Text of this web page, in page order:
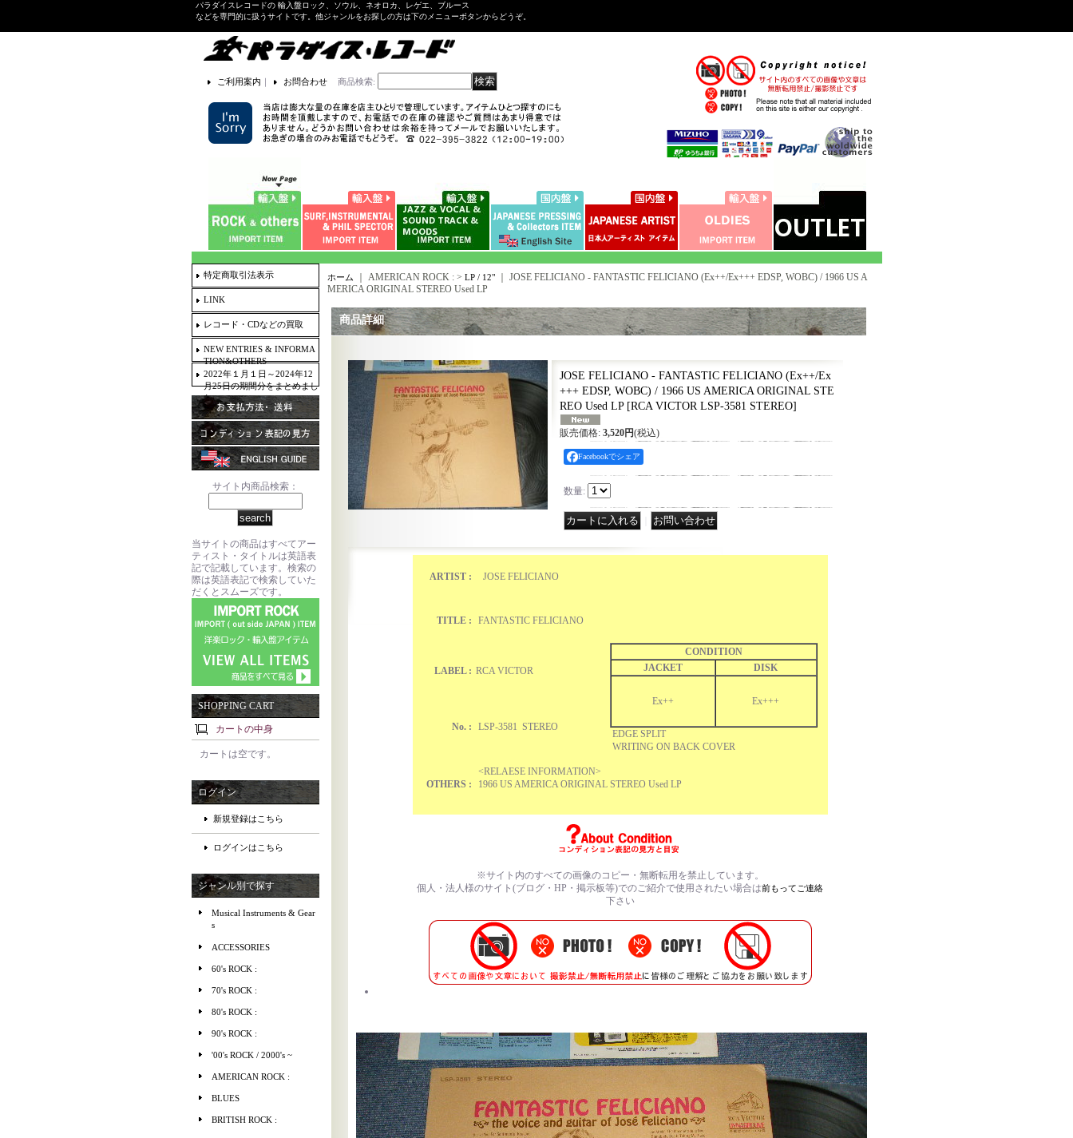
パラダイスレコードの 輸入盤ロック、ソウル、ネオロカ、レゲエ、ブルース
などを専門的に扱うサイトです。他ジャンルをお探しの方は下のメニューボタンからどうぞ。
ご利用案内 ｜ お問合わせ 商品検索:
特定商取引法表示
LINK
レコード・CDなどの買取
NEW ENTRIES & INFORMA
TION&OTHERS
2022年１月１日～2024年12
月25日の期間分をまとめまし
た。
サイト内商品検索：
当サイトの商品はすべてアー
ティスト・タイトルは英語表
記で記載しています。検索の
際は英語表記で検索していた
だくとスムーズです。
SHOPPING CART
カートの中身
カートは空です。
ログイン
新規登録はこちら
ログインはこちら
ジャンル別で探す
Musical Instruments & Gear
s
ACCESSORIES
60's ROCK :
70's ROCK :
80's ROCK :
90's ROCK :
'00's ROCK / 2000's ~
AMERICAN ROCK :
BLUES
BRITISH ROCK :
ホーム ｜ AMERICAN ROCK : > LP / 12"｜ JOSE FELICIANO - FANTASTIC FELICIANO (Ex++/Ex+++ EDSP, WOBC) / 1966 US A
MERICA ORIGINAL STEREO Used LP
商品詳細
JOSE FELICIANO - FANTASTIC FELICIANO (Ex++/Ex
+++ EDSP, WOBC) / 1966 US AMERICA ORIGINAL STE
REO Used LP [RCA VICTOR LSP-3581 STEREO]
販売価格: 3,520円(税込)
Facebookでシェア
数量:
ARTIST : JOSE FELICIANO
TITLE : FANTASTIC FELICIANO
LABEL : RCA VICTOR
CONDITION
JACKET
DISK
Ex++ Ex+++
EDGE SPLIT
WRITING ON BACK COVER
No. : LSP-3581 STEREO
OTHERS :
<RELAESE INFORMATION>
1966 US AMERICA ORIGINAL STEREO Used LP
※サイト内のすべての画像のコピー・無断転用を禁止 しています。
個人・法人様のサイト(ブログ・HP・掲示板等)でのご紹介で使用されたい場合は前もってご連絡
下さい